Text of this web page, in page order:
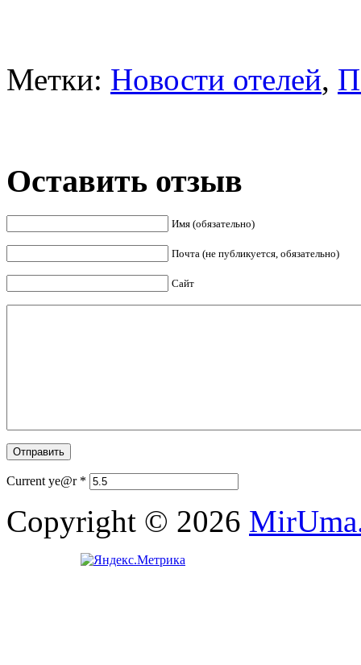
Метки: Новости отелей,
Оставить отзыв
Имя (обязательно)
Почта (не публикуется, обязательно)
Сайт
Current ye@r *
Copyright © 2026